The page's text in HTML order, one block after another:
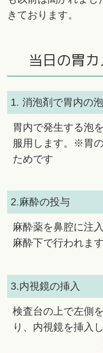
きております。
当日の胃
1. 消泡剤で胃内の
胃内で発生する泡
服用します。※胃
ためです
2.麻酔の投与
麻酔薬を鼻腔に注
麻酔下で行われます
3.内視鏡の挿入
検査台の上で左側
り、内視鏡を挿入し